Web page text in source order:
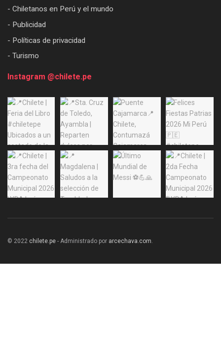
- Chiletanos en Perú y el mundo
- Publicidad
- Políticas de privacidad
- Turismo
Instagram @chilete.pe
© 2022 chilete.pe - Administrado por arcechava.com